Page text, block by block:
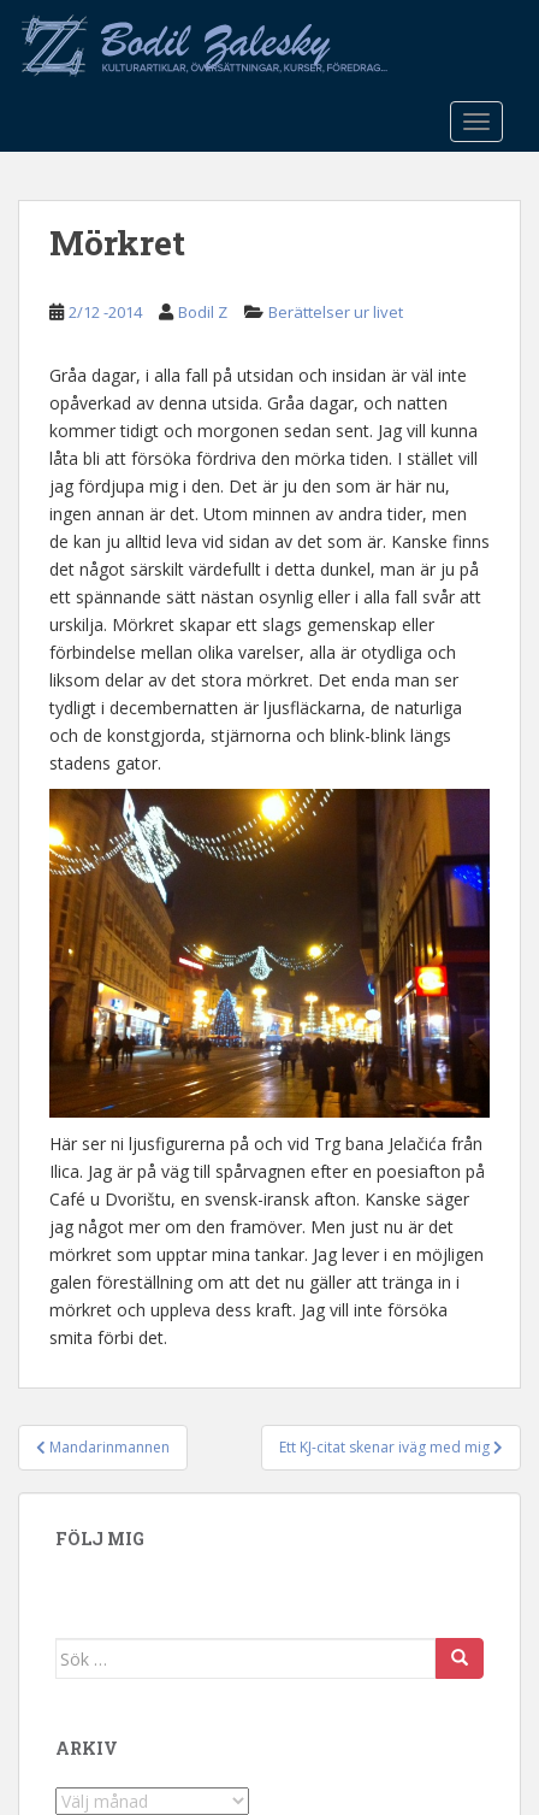
o
Mörkret
2/12 -2014 Bodil Z Berättelser ur livet
Gråa dagar, i alla fall på utsidan och insidan är väl inte
opåverkad av denna utsida. Gråa dagar, och natten
kommer tidigt och morgonen sedan sent. Jag vill kunna
låta bli att försöka fördriva den mörka tiden. I stället vill
jag fördjupa mig i den. Det är ju den som är här nu,
ingen annan är det. Utom minnen av andra tider, men
de kan ju alltid leva vid sidan av det som är. Kanske finns
det något särskilt värdefullt i detta dunkel, man är ju på
ett spännande sätt nästan osynlig eller i alla fall svår att
urskilja. Mörkret skapar ett slags gemenskap eller
förbindelse mellan olika varelser, alla är otydliga och
liksom delar av det stora mörkret. Det enda man ser
tydligt i decembernatten är ljusfläckarna, de naturliga
och de konstgjorda, stjärnorna och blink-blink längs
stadens gator.
Här ser ni ljusfigurerna på och vid Trg bana Jelačića från
Ilica. Jag är på väg till spårvagnen efter en poesiafton på
Café u Dvorištu, en svensk-iransk afton. Kanske säger
jag något mer om den framöver. Men just nu är det
mörkret som upptar mina tankar. Jag lever i en möjligen
galen föreställning om att det nu gäller att tränga in i
mörkret och uppleva dess kraft. Jag vill inte försöka
smita förbi det.
Inläggsnavigering
Mandarinmannen Ett KJ-citat skenar iväg med mig
FÖLJ MIG
Sök efter:
ARKIV
Arkiv